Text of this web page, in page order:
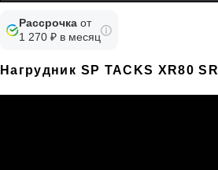
Рассрочка от
1 270 ₽ в месяц
Нагрудник SP TACKS XR80 SR